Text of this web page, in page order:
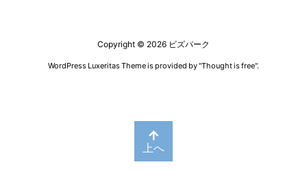
Copyright © 2026 ビズパーク
WordPress Luxeritas Theme is provided by "Thought is free".
上へ